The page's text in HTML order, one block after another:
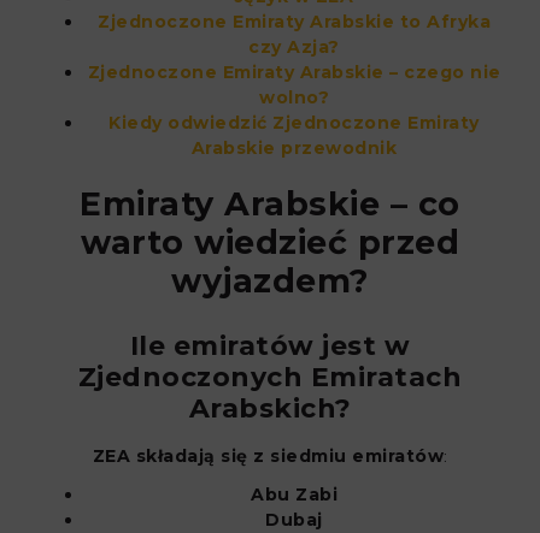
Zjednoczone Emiraty Arabskie to Afryka
czy Azja?
Zjednoczone Emiraty Arabskie – czego nie
wolno?
Kiedy odwiedzić Zjednoczone Emiraty
Arabskie przewodnik
Emiraty Arabskie – co
warto wiedzieć przed
wyjazdem?
Ile emiratów jest w
Zjednoczonych Emiratach
Arabskich?
ZEA składają się z siedmiu emiratów:
Abu Zabi
Dubaj